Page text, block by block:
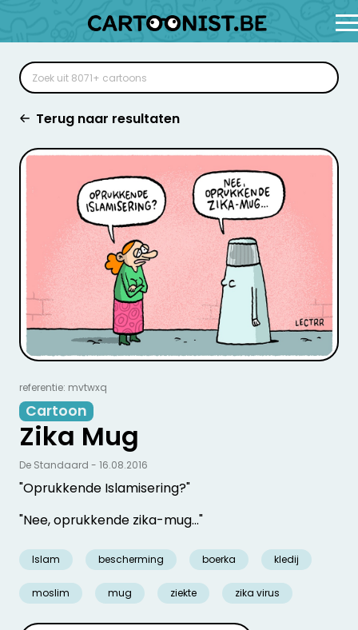
Terug naar resultaten
referentie: mvtwxq
Cartoon
Zika Mug
"Oprukkende Islamisering?"
"Nee, oprukkende zika-mug…"
Islam bescherming boerka kledij
moslim mug ziekte zika virus
De Standaard - 16.08.2016